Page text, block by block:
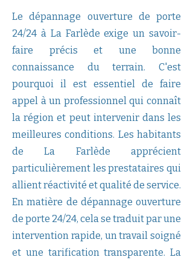
Le dépannage ouverture de porte
24/24 à La Farlède exige un savoir-
faire précis et une bonne
connaissance du terrain. C'est
pourquoi il est essentiel de faire
appel à un professionnel qui connaît
la région et peut intervenir dans les
meilleures conditions. Les habitants
de La Farlède apprécient
particulièrement les prestataires qui
allient réactivité et qualité de service.
En matière de dépannage ouverture
de porte 24/24, cela se traduit par une
intervention rapide, un travail soigné
et une tarification transparente. La